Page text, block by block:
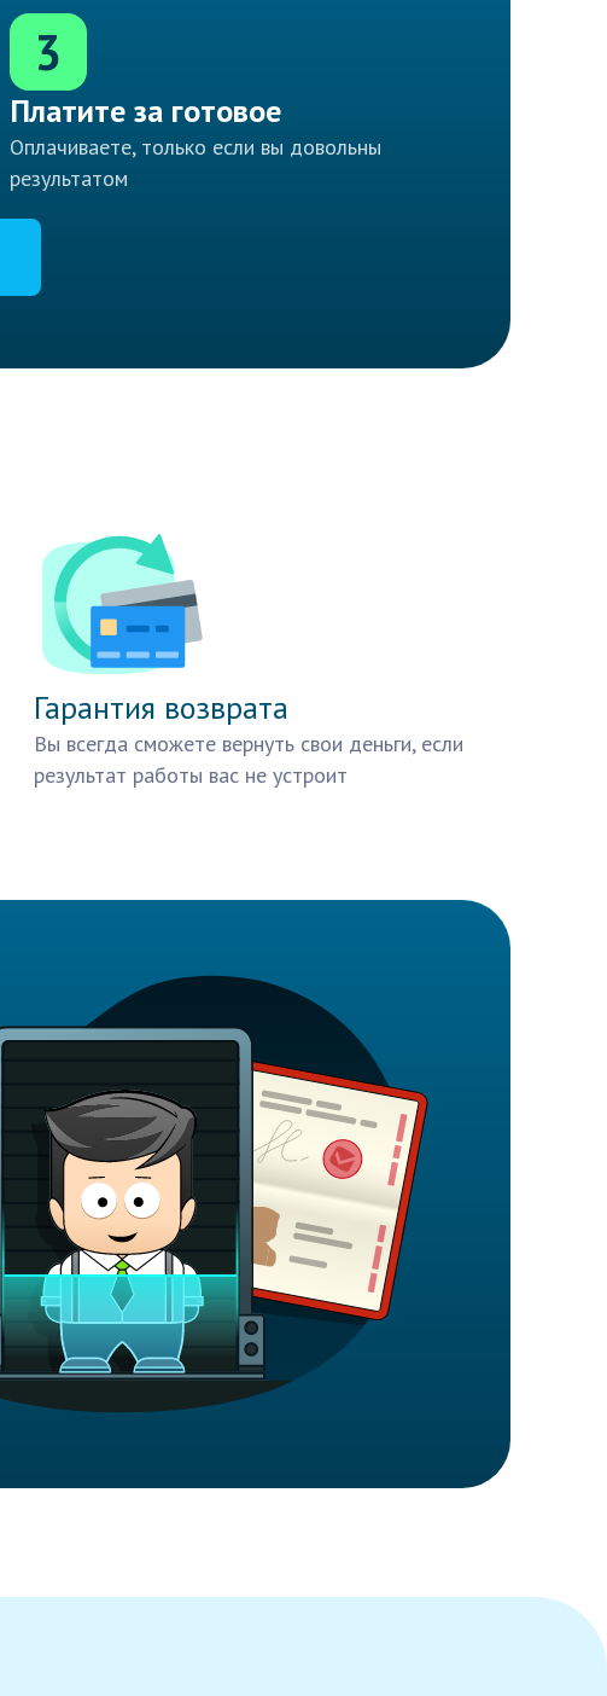
3
Платите за готовое
Оплачиваете, только если вы довольны
результатом
Гарантия возврата
Вы всегда сможете вернуть свои деньги, если
результат работы вас не устроит